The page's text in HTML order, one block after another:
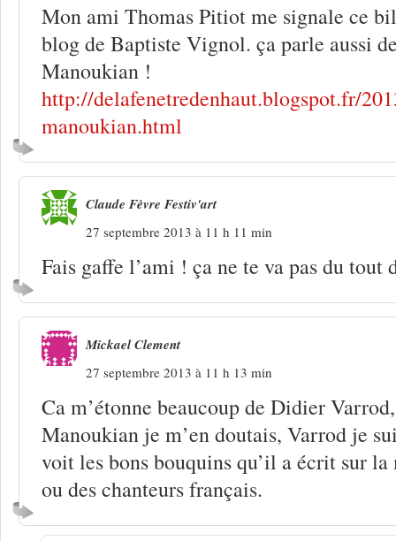
Mon ami Thomas Pitiot me signale ce
blog de Baptiste Vignol. ça parle aussi
Manoukian !
http://delafenetredenhaut.blogspot.fr/
manoukian.html
Claude Fèvre Festiv'art
27 septembre 2013 à 11 h 11 min
Fais gaffe l’ami ! ça ne te va pas du tout
Mickael Clement
27 septembre 2013 à 11 h 13 min
Ca m’étonne beaucoup de Didier
Manoukian je m’en doutais, Varrod je
voit les bons bouquins qu’il a écrit sur
ou des chanteurs français.